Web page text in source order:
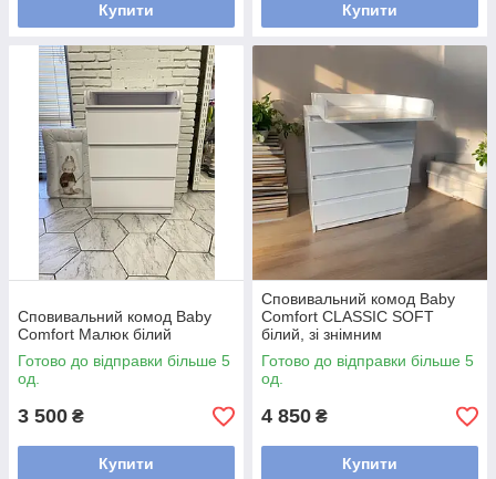
Купити Купити
Сповивальний комод Baby
Comfort Малюк білий
Готово до відправки більше 5
од.
3 500 ₴
Купити
Сповивальний комод Baby
Comfort CLASSIC SOFT
білий, зі знімним
пеленатором
Готово до відправки більше 5
од.
4 850 ₴
Купити